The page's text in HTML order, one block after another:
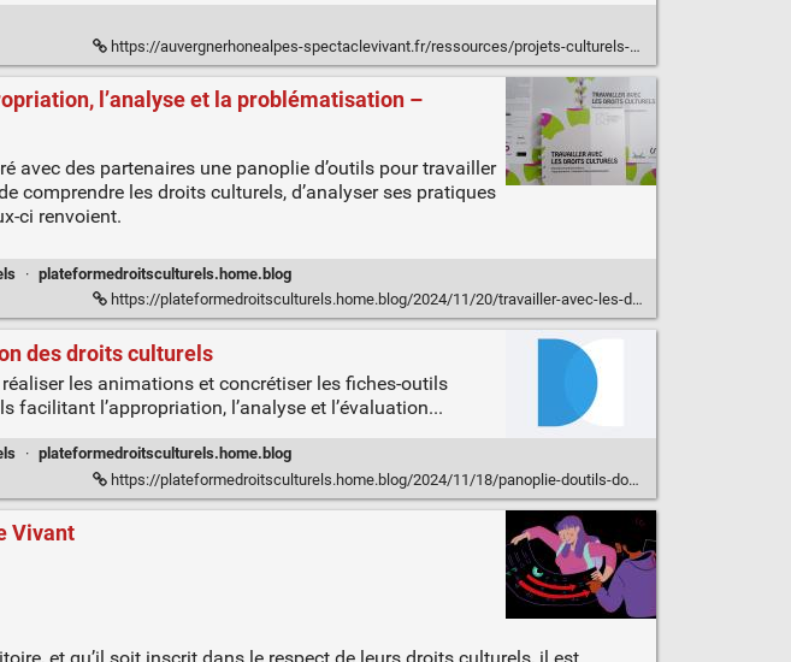
https://auvergnerhonealpes-spectaclevivant.fr/ressources/projets-culturels-participatifs/
l’analyse et la problématisation –
avec des partenaires une panoplie d’outils pour travailler
comprendre les droits culturels, d’analyser ses pratiques
ci renvoient.
· plateformedroitsculturels.home.blog
https://plateformedroitsculturels.home.blog/2024/11/20/travailler-avec-les-droits-culturels-panoplie-doutils-facilitant-lappropriation-lanalyse-et-la-problematisation/
des droits culturels
les animations et concrétiser les fiches-outils
l’appropriation, l’analyse et l’évaluation...
· plateformedroitsculturels.home.blog
https://plateformedroitsculturels.home.blog/2024/11/18/panoplie-doutils-documents-a-imprimer/
Vivant